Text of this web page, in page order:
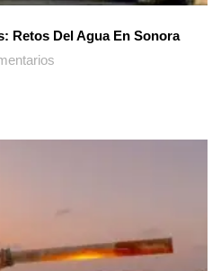
Retos Del Agua En Sonora